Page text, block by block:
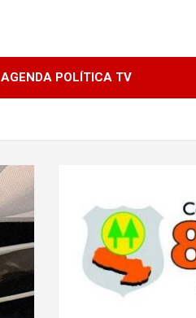
AGENDA POLÍTICA TV